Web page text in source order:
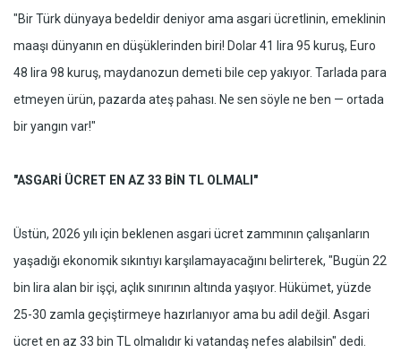
"Bir Türk dünyaya bedeldir deniyor ama asgari ücretlinin, emeklinin
maaşı dünyanın en düşüklerinden biri! Dolar 41 lira 95 kuruş, Euro
48 lira 98 kuruş, maydanozun demeti bile cep yakıyor. Tarlada para
etmeyen ürün, pazarda ateş pahası. Ne sen söyle ne ben — ortada
bir yangın var!"
"ASGARİ ÜCRET EN AZ 33 BİN TL OLMALI"
Üstün, 2026 yılı için beklenen asgari ücret zammının çalışanların
yaşadığı ekonomik sıkıntıyı karşılamayacağını belirterek, "Bugün 22
bin lira alan bir işçi, açlık sınırının altında yaşıyor. Hükümet, yüzde
25-30 zamla geçiştirmeye hazırlanıyor ama bu adil değil. Asgari
ücret en az 33 bin TL olmalıdır ki vatandaş nefes alabilsin" dedi.